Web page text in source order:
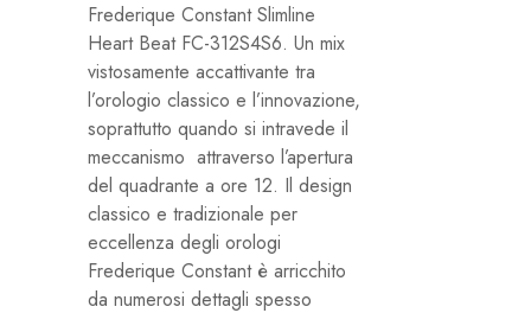
Frederique Constant Slimline
Heart Beat FC-312S4S6. Un mix
vistosamente accattivante tra
l’orologio classico e l’innovazione,
soprattutto quando si intravede il
meccanismo attraverso l’apertura
del quadrante a ore 12. Il design
classico e tradizionale per
eccellenza degli orologi
Frederique Constant è arricchito
da numerosi dettagli spesso